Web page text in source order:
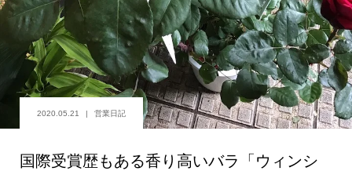
2020.05.21 営業日記
国際受賞歴もある香り高いバラ「ウィンシ